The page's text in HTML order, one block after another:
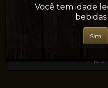
0
Você tem idade
Sim